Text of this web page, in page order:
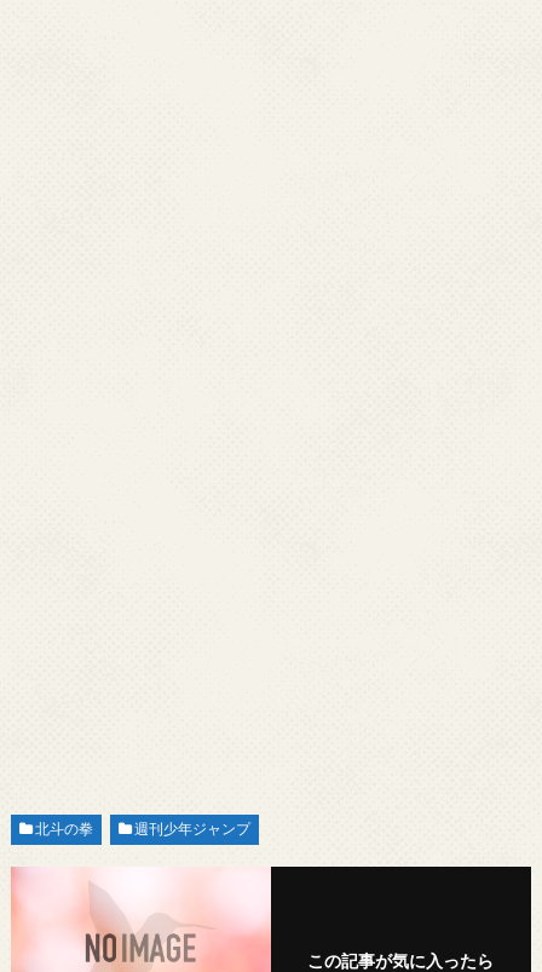
北斗の拳 週刊少年ジャンプ
この記事が気に入ったら